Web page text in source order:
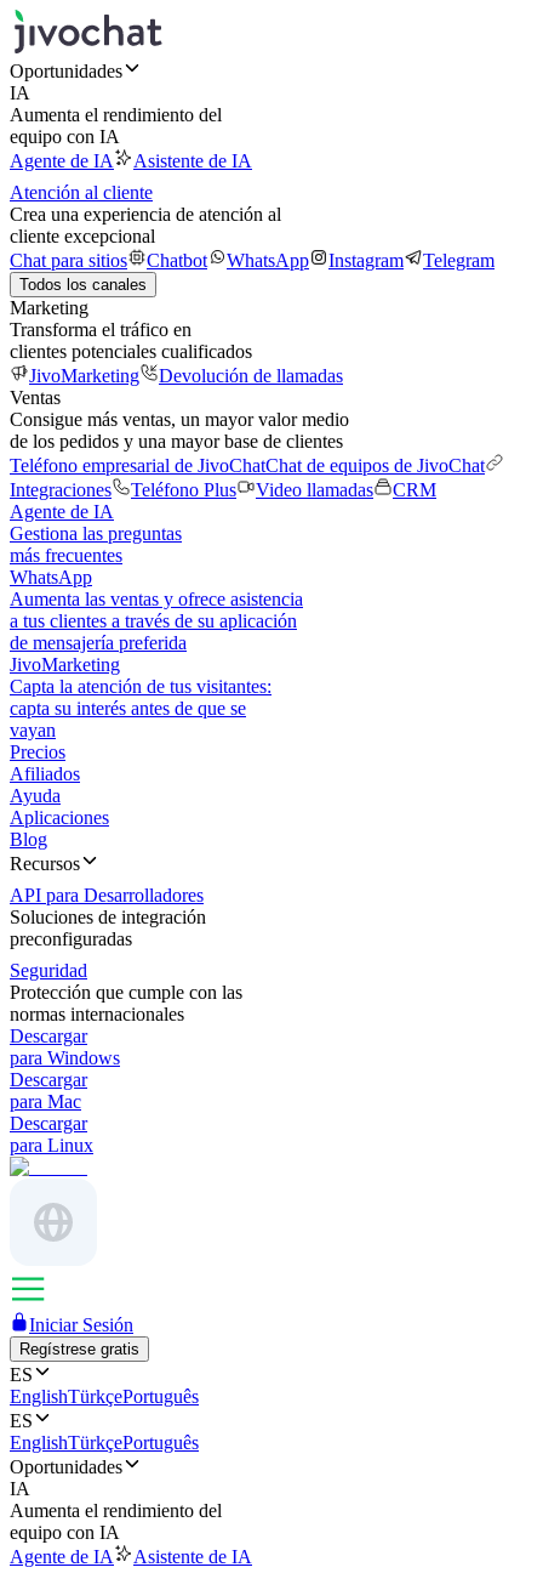
Oportunidades
IA
Aumenta el rendimiento del
equipo con IA
Agente de IA
Asistente de IA
Atención al cliente
Crea una experiencia de atención al
cliente excepcional
Chat para sitios
Chatbot WhatsApp Instagram Telegram
Todos los canales
Marketing
Transforma el tráfico en
clientes potenciales cualificados
JivoMarketing
Devolución de llamadas
Ventas
Consigue más ventas, un mayor valor medio
de los pedidos y una mayor base de clientes
Teléfono empresarial de JivoChatChat de equipos de JivoChat
Integraciones
Teléfono Plus Video llamadas
CRM
Agente de IA
Gestiona las preguntas
más frecuentes
WhatsApp
Aumenta las ventas y ofrece asistencia
a tus clientes a través de su aplicación
de mensajería preferida
JivoMarketing
Capta la atención de tus visitantes:
capta su interés antes de que se
vayan
Precios
Afiliados
Ayuda
Aplicaciones
Blog
Recursos
API para Desarrolladores
Soluciones de integración
preconfiguradas
Seguridad
Protección que cumple con las
normas internacionales
Descargar
para Windows
Descargar
para Mac
Descargar
para Linux
Iniciar Sesión
Regístrese gratis
ES
EnglishTürkçePortuguês
ES
EnglishTürkçePortuguês
Oportunidades
IA
Aumenta el rendimiento del
equipo con IA
Agente de IA
Asistente de IA